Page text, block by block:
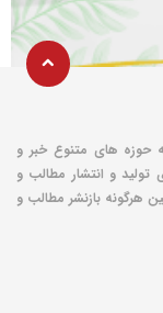
حوزه های متنوع خبر و
و انتشار مطالب و
هرگونه بازنشر مطالب و